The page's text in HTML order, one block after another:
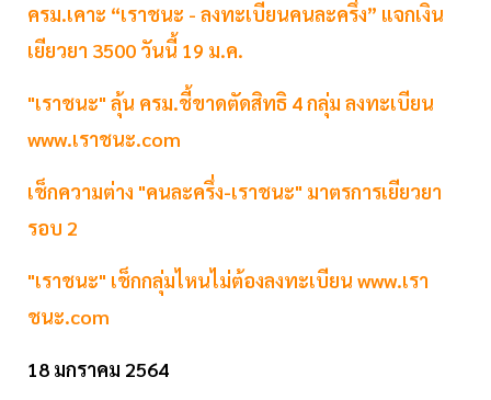
ครม.เคาะ “เราชนะ - ลงทะเบียนคนละครึ่ง” แจกเงิน
เยียวยา 3500 วันนี้ 19 ม.ค.
"เราชนะ" ลุ้น ครม.ชี้ขาดตัดสิทธิ 4 กลุ่ม ลงทะเบียน
www.เราชนะ.com
เช็กความต่าง "คนละครึ่ง-เราชนะ" มาตรการเยียวยา
รอบ 2
"เราชนะ" เช็กกลุ่มไหนไม่ต้องลงทะเบียน www.เรา
ชนะ.com
18 มกราคม 2564